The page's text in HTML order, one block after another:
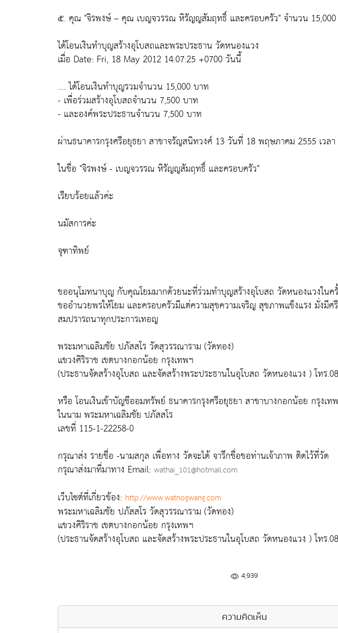
๕. คุณ "จิรพงษ์ – คุณ เบญจวรรณ หิรัญญสัมฤทธิ์ และครอบครัว" จำนวน
ได้โอนเงินทำบุญสร้างอุโบสถและพระประธาน วัดหนองแวง
เมื่อ Date: Fri, 18 May 2012 14:07:25 +0700 วันนี้
.... ได้โอนเงินทำบุญรวมจำนวน 15,000 บาท
- เพื่อร่วมสร้างอุโบสถจำนวน 7,500 บาท
- และองค์พระประธานจำนวน 7,500 บาท
ผ่านธนาคารกรุงศรีอยุธยา สาขาจรัญสนิทวงศ์ 13 วันที่ 18 พฤษภาคม 2555 เวล
ในชื่อ "จิรพงษ์ - เบญจวรรณ หิรัญญสัมฤทธิ์ และครอบครัว"
เรียบร้อยแล้วค่ะ
นมัสการค่ะ
จุฑาทิพย์
ขออนุโมทนาบุญ กับคุณโยมมากด้วยนะที่ร่วมทำบุญสร้างอุโบสถ วัดหนองแวงในค
ขออำนวยพรให้โยม และครอบครัวมีแต่ความสุขความเจริญ สุขภาพแข็งแรง มั่งมีศ
สมปรารถนาทุกประการเทอญ
พระมหาเฉลิมชัย ปภัสสโร วัดสุวรรณาราม (วัดทอง)
แขวงศิริราช เขตบางกอกน้อย กรุงเทพฯ
(ประธานจัดสร้างอุโบสถ และจัดสร้างพระประธานในอุโบสถ วัดหนองแวง ) โทร
หรือ โอนเงินเข้าบัญชีออมทรัพย์ ธนาคารกรุงศรีอยุธยา สาขาบางกอกน้อย กรุงเท
ในนาม พระมหาเฉลิมชัย ปภัสสโร
เลขที่ 115-1-22258-0
กรุณาส่ง รายชื่อ -นามสกุล เพื่อทาง วัดจะได้ จารึกชื่อขอท่านเจ้าภาพ ติดไว้ที่วัด
กรุณาส่งมาที่มาทาง Email: wathai_101@hotmail.com
เว็บไซต์ที่เกี่ยวข้อง: http://www.watnogwang.com
พระมหาเฉลิมชัย ปภัสสโร วัดสุวรรณาราม (วัดทอง)
แขวงศิริราช เขตบางกอกน้อย กรุงเทพฯ
(ประธานจัดสร้างอุโบสถ และจัดสร้างพระประธานในอุโบสถ วัดหนองแวง ) โทร
4,939
ความคิดเห็น